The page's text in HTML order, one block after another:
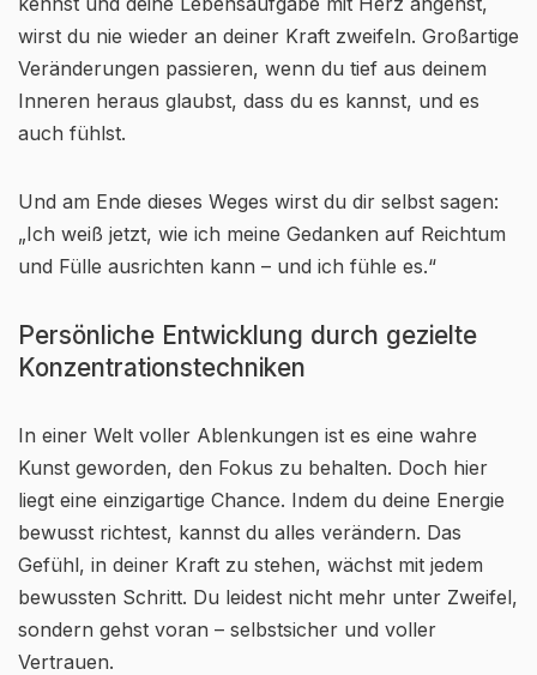
wirst du nie wieder an deiner Kraft zweifeln. Großartige
Veränderungen passieren, wenn du tief aus deinem
Inneren heraus glaubst, dass du es kannst, und es
auch fühlst.
Und am Ende dieses Weges wirst du dir selbst sagen:
„Ich weiß jetzt, wie ich meine Gedanken auf Reichtum
und Fülle ausrichten kann – und ich fühle es.“
Persönliche Entwicklung durch gezielte
Konzentrationstechniken
In einer Welt voller Ablenkungen ist es eine wahre
Kunst geworden, den Fokus zu behalten. Doch hier
liegt eine einzigartige Chance. Indem du deine Energie
bewusst richtest, kannst du alles verändern. Das
Gefühl, in deiner Kraft zu stehen, wächst mit jedem
bewussten Schritt. Du leidest nicht mehr unter Zweifel,
sondern gehst voran – selbstsicher und voller
Vertrauen.